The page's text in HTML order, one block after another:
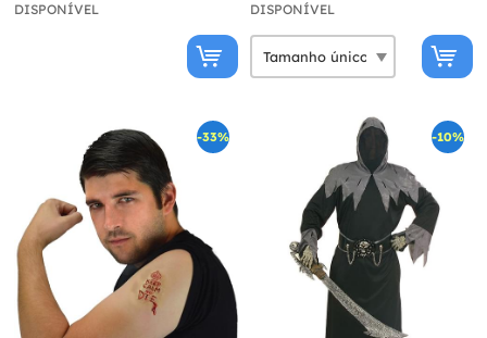
DISPONÍVEL DISPONÍVEL
-33% -10%